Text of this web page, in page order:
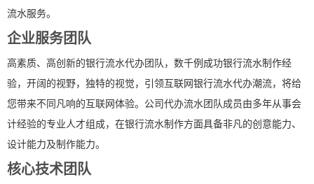
流水服务。
企业服务团队
高素质、高创新的银行流水代办团队，数千例成功银行流水制作经
验，开阔的视野，独特的视觉，引领互联网银行流水代办潮流，将给
您带来不同凡响的互联网体验。公司代办流水团队成员由多年从事会
计经验的专业人才组成，在银行流水制作方面具备非凡的创意能力、
设计能力及制作能力。
核心技术团队